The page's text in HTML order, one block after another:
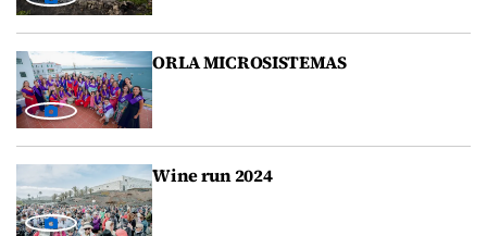
ORLA MICROSISTEMAS
Wine run 2024